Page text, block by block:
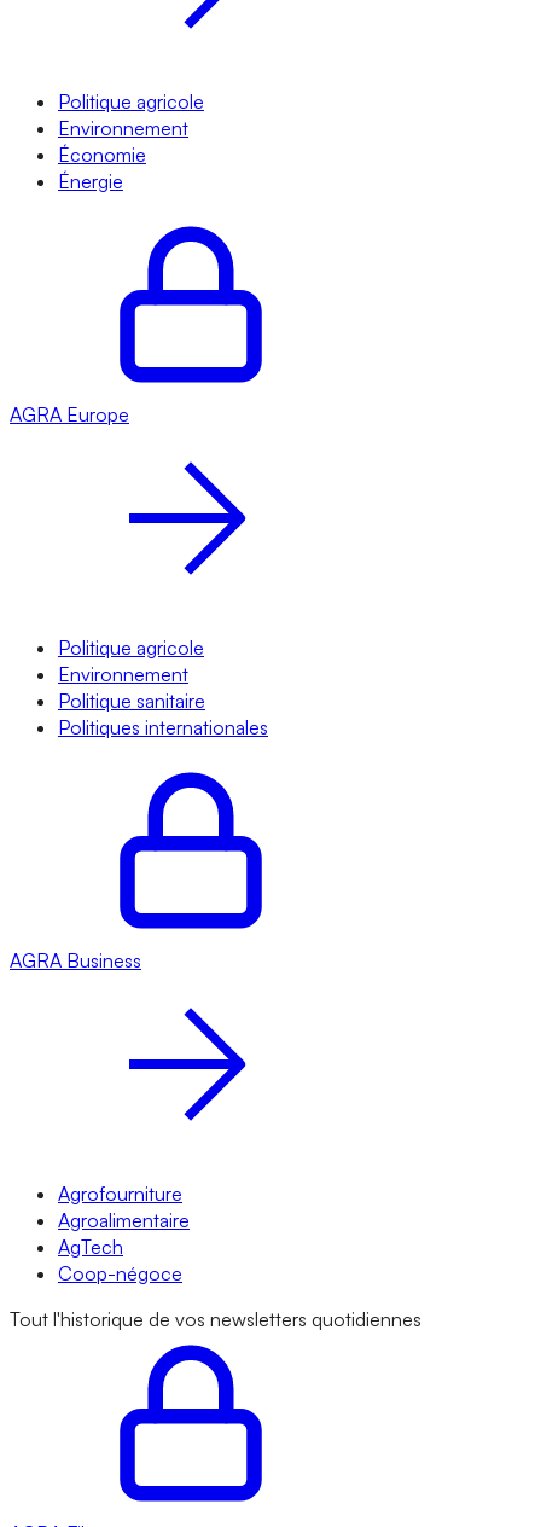
Politique agricole
Environnement
Économie
Énergie
AGRA Europe
Politique agricole
Environnement
Politique sanitaire
Politiques internationales
AGRA Business
Agrofourniture
Agroalimentaire
AgTech
Coop-négoce
Tout l'historique de vos newsletters quotidiennes